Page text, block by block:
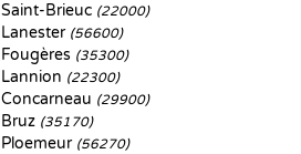
Saint-Brieuc (22000)
Lanester (56600)
Fougères (35300)
Lannion (22300)
Concarneau (29900)
Bruz (35170)
Ploemeur (56270)